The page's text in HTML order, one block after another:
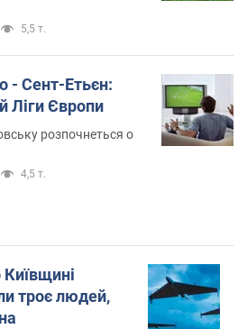
5,5 т.
- Сент-Етьєн:
Ліги Європи
розпочнеться о
4,5 т.
Київщині
троє людей,